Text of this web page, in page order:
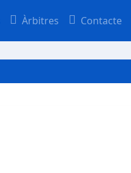
Àrbitres Contacte